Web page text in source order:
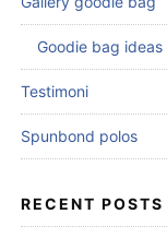
Goodie bag ideas
Testimoni
Spunbond polos
RECENT POSTS